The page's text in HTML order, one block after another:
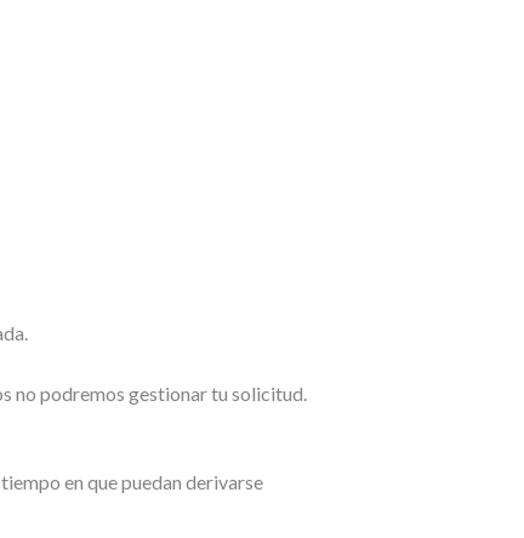
no podremos gestionar tu solicitud.
en que puedan derivarse